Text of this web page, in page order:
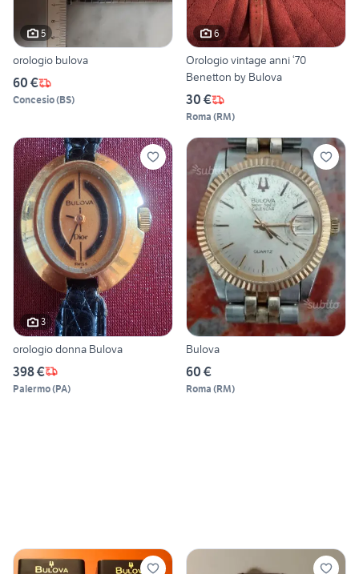
5
orologio bulova
60 €
Concesio(BS)
6
Orologio vintage anni ‘70
Benetton by Bulova
30 €
Roma (RM)
3
orologio donna Bulova
398 €
Palermo(PA)
Bulova
60 €
Roma (RM)